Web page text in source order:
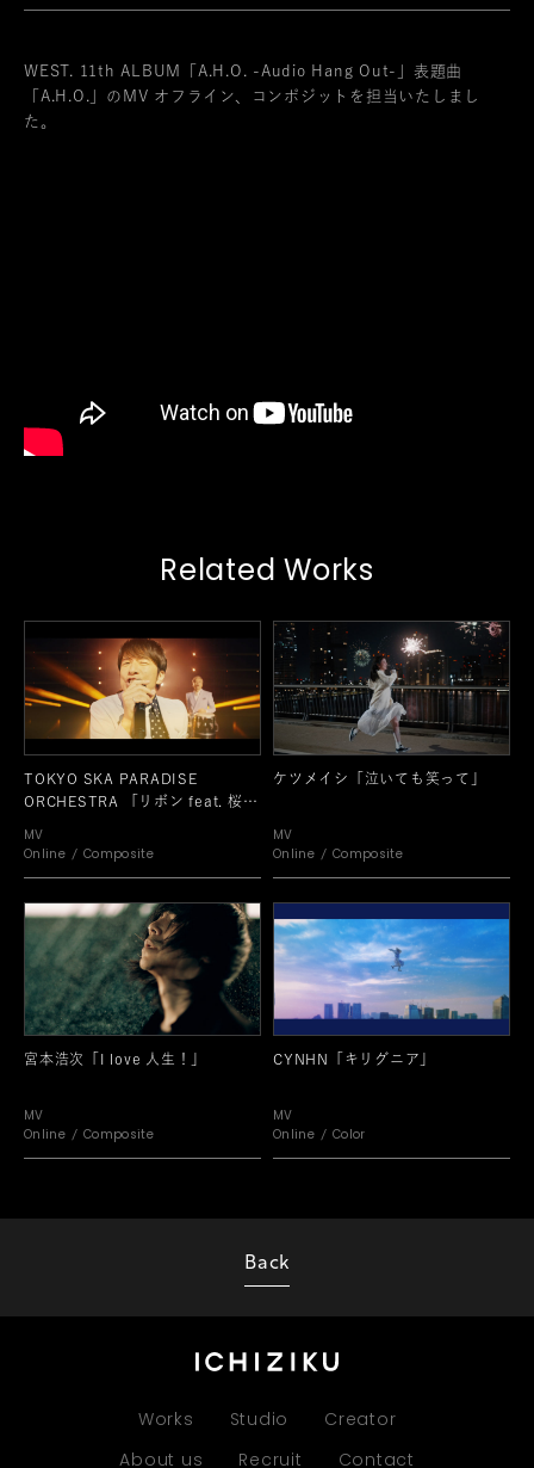
WEST. 11th ALBUM「A.H.O. -Audio Hang Out-」表題曲
「A.H.O.」のMV オフライン、コンポジットを担当いたしまし
た。
Related Works
TOKYO SKA PARADISE
ORCHESTRA 「リボン feat. 桜井
MV
Online
Composite
ケツメイシ「泣いても笑って」
MV
Online
Composite
宮本浩次「I love 人生！」
MV
Online
Composite
CYNHN「キリグニア」
MV
Online
Color
Back
Works Studio Creator
About us Recruit Contact